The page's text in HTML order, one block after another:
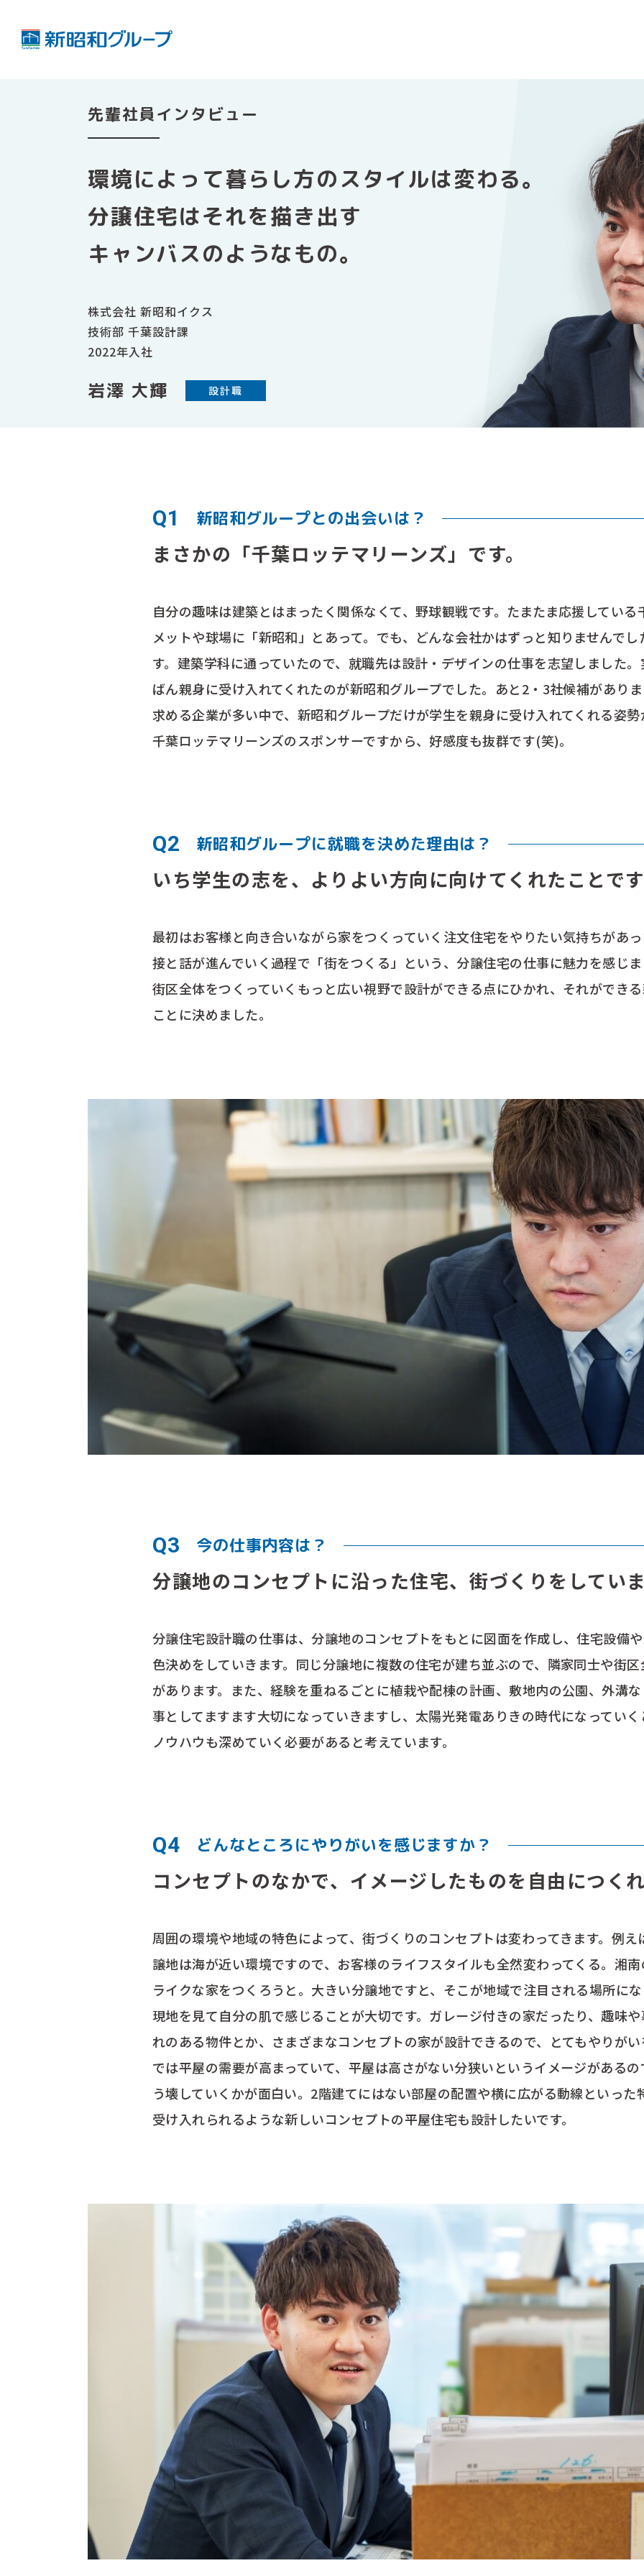
先輩社員インタビュー
環境によって暮らし方のスタイルは変わる。
分譲住宅はそれを描き出す
キャンバスのようなもの。
株式会社 新昭和イクス
技術部 千葉設計課
2022年入社
岩澤 大輝 設計職
Q1 新昭和グループとの出会いは？
まさかの「千葉ロッテマリーンズ」です。
自分の趣味は建築とはまったく関係なくて、野球観戦です。たまたま応援してい
メットや球場に「新昭和」とあって。でも、どんな会社かはずっと知りませんで
す。建築学科に通っていたので、就職先は設計・デザインの仕事を志望しました
ばん親身に受け入れてくれたのが新昭和グループでした。あと2・3社候補があり
求める企業が多い中で、新昭和グループだけが学生を親身に受け入れてくれる姿
千葉ロッテマリーンズのスポンサーですから、好感度も抜群です(笑)。
Q2 新昭和グループに就職を決めた理由は？
いち学生の志を、よりよい方向に向けてくれたことで
最初はお客様と向き合いながら家をつくっていく注文住宅をやりたい気持ちがあ
接と話が進んでいく過程で「街をつくる」という、分譲住宅の仕事に魅力を感じ
街区全体をつくっていくもっと広い視野で設計ができる点にひかれ、それができ
ことに決めました。
Q3 今の仕事内容は？
分譲地のコンセプトに沿った住宅、街づくりをしてい
分譲住宅設計職の仕事は、分譲地のコンセプトをもとに図面を作成し、住宅設備
色決めをしていきます。同じ分譲地に複数の住宅が建ち並ぶので、隣家同士や街
があります。また、経験を重ねるごとに植栽や配棟の計画、敷地内の公園、外溝
事としてますます大切になっていきますし、太陽光発電ありきの時代になってい
ノウハウも深めていく必要があると考えています。
Q4 どんなところにやりがいを感じますか？
コンセプトのなかで、イメージしたものを自由につく
周囲の環境や地域の特色によって、街づくりのコンセプトは変わってきます。例
譲地は海が近い環境ですので、お客様のライフスタイルも全然変わってくる。湘
ライクな家をつくろうと。大きい分譲地ですと、そこが地域で注目される場所に
現地を見て自分の肌で感じることが大切です。ガレージ付きの家だったり、趣味
れのある物件とか、さまざまなコンセプトの家が設計できるので、とてもやりが
では平屋の需要が高まっていて、平屋は高さがない分狭いというイメージがある
う壊していくかが面白い。2階建てにはない部屋の配置や横に広がる動線といった
受け入れられるような新しいコンセプトの平屋住宅も設計したいです。